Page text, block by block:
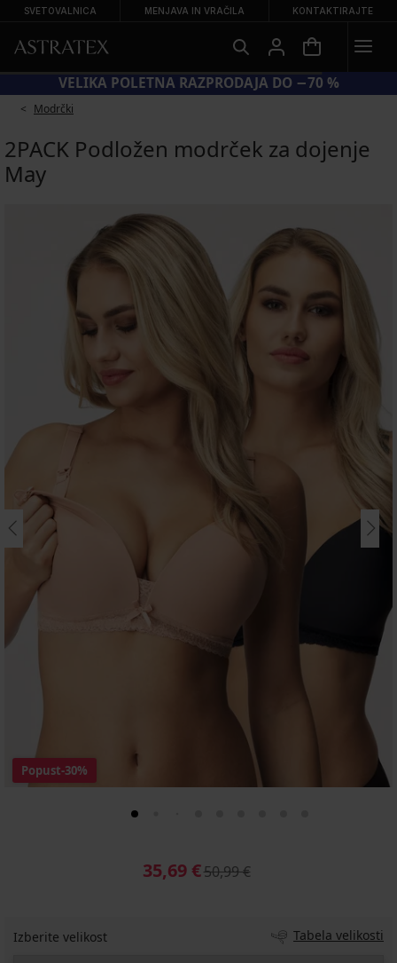
SVETOVALNICA MENJAVA IN VRAČILA KONTAKTIRAJTE
VELIKA POLETNA RAZPRODAJA DO −70 %
Modrčki
2PACK Podložen modrček za dojenje
May
Popust-30%
35,69 €50,99 €
Izberite velikost Tabela velikosti